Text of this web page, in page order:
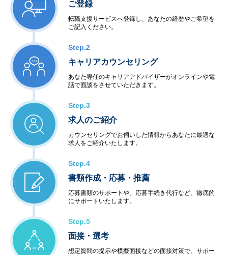
ご登録
転職支援サービスへ登録し、あなたの経歴やご希望を
ご記入ください。
Step.2
キャリアカウンセリング
あなた専任のキャリアアドバイザーがオンラインや電
話で面談をさせていただきます。
Step.3
求人のご紹介
カウンセリングでお伺いした情報からあなたに最適な
求人をご紹介いたします。
Step.4
書類作成・応募・推薦
応募書類のサポートや、応募手続き代行など、徹底的
にサポートいたします。
Step.5
面接・選考
想定質問の提示や模擬面接などの面接対策で、サポー